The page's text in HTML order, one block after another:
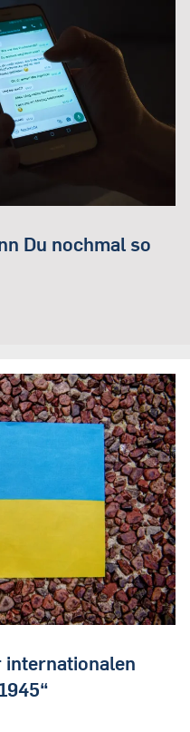
Du nochmal so
internationalen